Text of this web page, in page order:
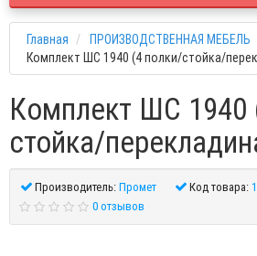
Главная
ПРОИЗВОДСТВЕННАЯ МЕБЕЛЬ
Комплект ШС 1940 (4 полки/стойка/
Комплект ШС 1940
стойка/
Производитель:Промет Код товара:
0 отзывов